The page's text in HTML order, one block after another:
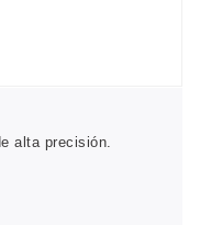
alta precisión.